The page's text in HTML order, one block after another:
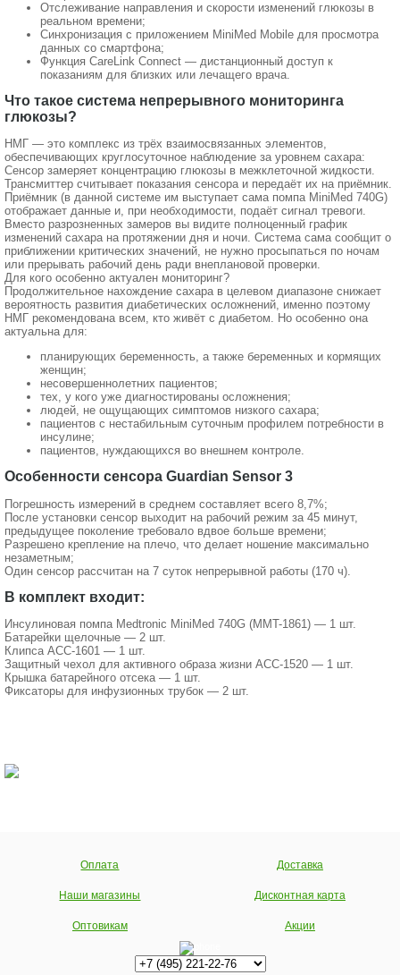
Отслеживание направления и скорости изменений глюкозы в
реальном времени;
Синхронизация с приложением MiniMed Mobile для просмотра
данных со смартфона;
Функция CareLink Connect — дистанционный доступ к
показаниям для близких или лечащего врача.
Что такое система непрерывного мониторинга
глюкозы?
НМГ — это комплекс из трёх взаимосвязанных элементов,
обеспечивающих круглосуточное наблюдение за уровнем сахара:
Сенсор замеряет концентрацию глюкозы в межклеточной жидкости.
Трансмиттер считывает показания сенсора и передаёт их на приёмник.
Приёмник (в данной системе им выступает сама помпа MiniMed 740G)
отображает данные и, при необходимости, подаёт сигнал тревоги.
Вместо разрозненных замеров вы видите полноценный график
изменений сахара на протяжении дня и ночи. Система сама сообщит о
приближении критических значений, не нужно просыпаться по ночам
или прерывать рабочий день ради внеплановой проверки.
Для кого особенно актуален мониторинг?
Продолжительное нахождение сахара в целевом диапазоне снижает
вероятность развития диабетических осложнений, именно поэтому
НМГ рекомендована всем, кто живёт с диабетом. Но особенно она
актуальна для:
планирующих беременность, а также беременных и кормящих
женщин;
несовершеннолетних пациентов;
тех, у кого уже диагностированы осложнения;
людей, не ощущающих симптомов низкого сахара;
пациентов с нестабильным суточным профилем потребности в
инсулине;
пациентов, нуждающихся во внешнем контроле.
Особенности сенсора Guardian Sensor 3
Погрешность измерений в среднем составляет всего 8,7%;
После установки сенсор выходит на рабочий режим за 45 минут,
предыдущее поколение требовало вдвое больше времени;
Разрешено крепление на плечо, что делает ношение максимально
незаметным;
Один сенсор рассчитан на 7 суток непрерывной работы (170 ч).
В комплект входит:
Инсулиновая помпа Medtronic MiniMed 740G (MMT-1861) — 1 шт.
Батарейки щелочные — 2 шт.
Клипса ACC-1601 — 1 шт.
Защитный чехол для активного образа жизни ACC-1520 — 1 шт.
Крышка батарейного отсека — 1 шт.
Фиксаторы для инфузионных трубок — 2 шт.
Оплата Доставка
Наши магазины Дисконтная карта
Оптовикам Акции